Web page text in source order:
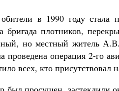
в 1990 году стала
бригада плотников,
но местный житель
операция 2-го
всех, кто присутствовал